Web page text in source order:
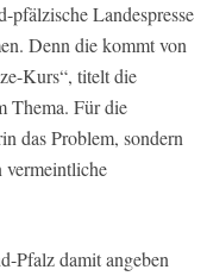
Landespresse
Denn die kommt von
Kurs“, titelt die
Thema. Für die
das Problem, sondern
vermeintliche
Pfalz damit angeben